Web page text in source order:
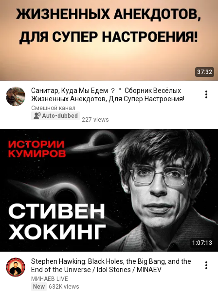
37:32
Санитар, Куда Мы Едем ？＂ Сборник Весёлых
Жизненных Анекдотов, Для Супер Настроения!
Смешной канал
Auto-dubbed
227 views
1:07:13
Stephen Hawking: Black Holes, the Big Bang, and the
End of the Universe / Idol Stories / MINAEV
МИНАЕВ LIVE
New
632K views